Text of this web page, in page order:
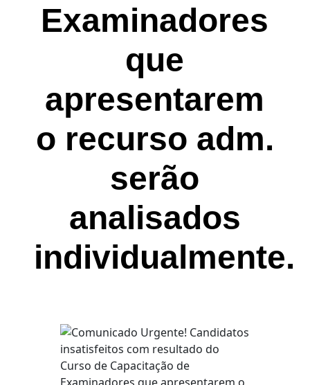
Examinadores
que
apresentarem
o recurso adm.
serão
analisados
individualmente.